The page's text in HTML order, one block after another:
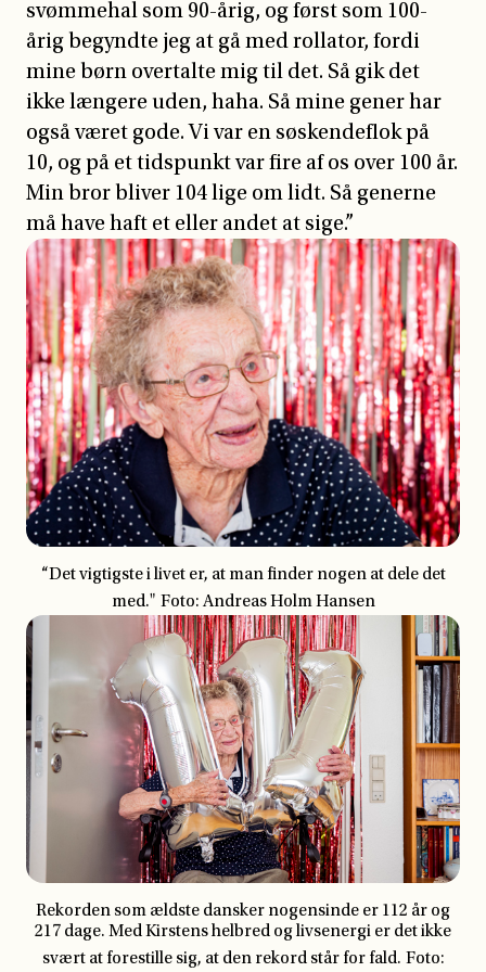
svømmehal som 90-årig, og først som 100-
årig begyndte jeg at gå med rollator, fordi
mine børn overtalte mig til det. Så gik det
ikke længere uden, haha. Så mine gener har
også været gode. Vi var en søskendeflok på
10, og på et tidspunkt var fire af os over 100 år.
Min bror bliver 104 lige om lidt. Så generne
må have haft et eller andet at sige.”